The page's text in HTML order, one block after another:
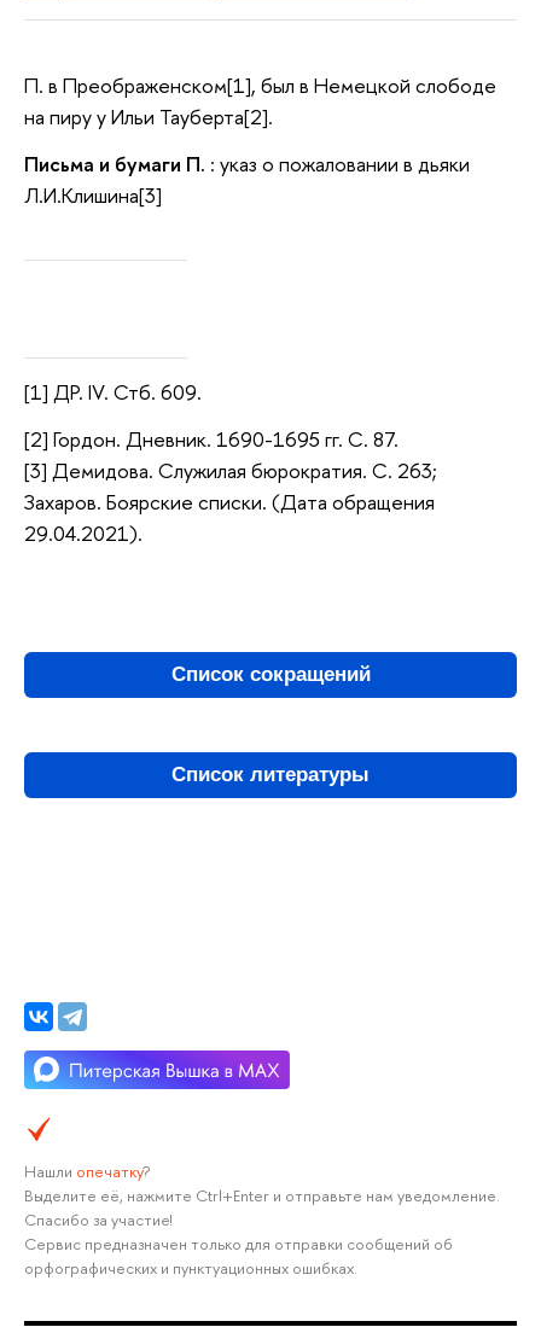
П. в Преображенском[1], был в Немецкой слободе
на пиру у Ильи Тауберта[2].
Письма и бумаги П. : указ о пожаловании в дьяки
Л.И.Клишина[3]
[1] ДР. IV. Стб. 609.
[2] Гордон. Дневник. 1690-1695 гг. С. 87.
[3] Демидова. Служилая бюрократия. С. 263;
Захаров. Боярские списки. (Дата обращения
29.04.2021).
Список сокращений
Список литературы
Нашли опечатку?
Выделите её, нажмите Ctrl+Enter и отправьте нам уведомление.
Спасибо за участие!
Сервис предназначен только для отправки сообщений об
орфографических и пунктуационных ошибках.